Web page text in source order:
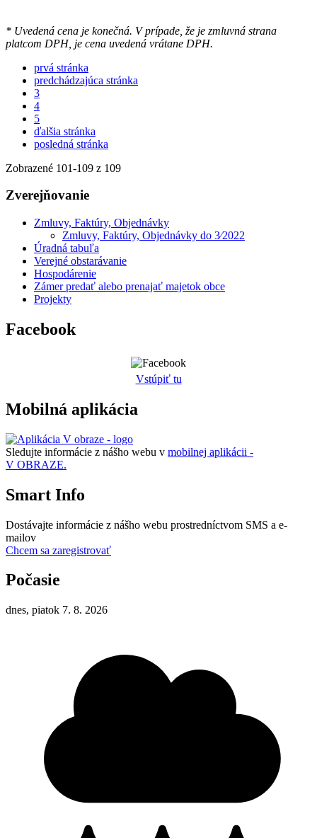
* Uvedená cena je konečná. V prípade, že je zmluvná strana
platcom DPH, je cena uvedená vrátane DPH.
prvá stránka
predchádzajúca stránka
3
4
5
ďalšia stránka
posledná stránka
Zobrazené 101-109 z 109
Zverejňovanie
Zmluvy, Faktúry, Objednávky
Zmluvy, Faktúry, Objednávky do 3⁄2022
Úradná tabuľa
Verejné obstarávanie
Hospodárenie
Zámer predať alebo prenajať majetok obce
Projekty
Facebook
Vstúpiť tu
Mobilná aplikácia
Sledujte informácie z nášho webu v mobilnej aplikácii -
V OBRAZE.
Smart Info
Dostávajte informácie z nášho webu prostredníctvom SMS a e-
mailov
Chcem sa zaregistrovať
Počasie
dnes, piatok 7. 8. 2026